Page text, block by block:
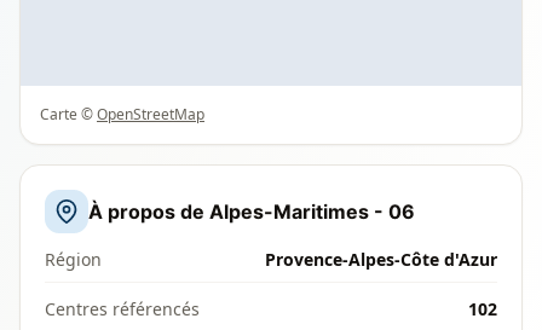
Carte ©OpenStreetMap
À propos de Alpes-Maritimes - 06
Région Provence-Alpes-Côte d'Azur
Centres référencés
102